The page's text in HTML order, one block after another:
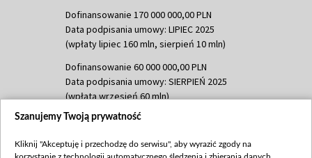
Dofinansowanie 170 000 000,00 PLN
Data podpisania umowy: LIPIEC 2025
(wpłaty lipiec 160 mln, sierpień 10 mln)
Dofinansowanie 60 000 000,00 PLN
Data podpisania umowy: SIERPIEŃ 2025
(wpłata wrzesień 60 mln)
Dofinansowanie 635 783 051,21 PLN
(wpłata wrzesień 100 mln, październik 350
Szanujemy Twoją prywatność
Kliknij "Akceptuję i przechodzę do serwisu", aby wyrazić zgody na